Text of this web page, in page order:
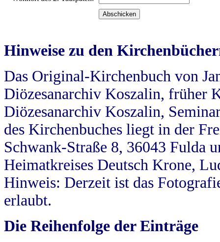
Hinweise zu den
Das Original-Kirchenbuch von
Diözesanarchiv Koszalin, früher
Diözesanarchiv Koszalin,
des Kirchenbuches liegt in der
Schwank-Straße 8, 36043 Fulda
Heimatkreises Deutsch Krone,
Hinweis: Derzeit ist das
erlaubt.
Die Reihenfolge der Einträge